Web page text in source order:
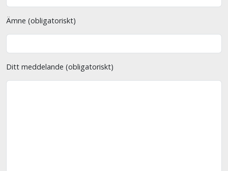
Ämne (obligatoriskt)
Ditt meddelande (obligatoriskt)